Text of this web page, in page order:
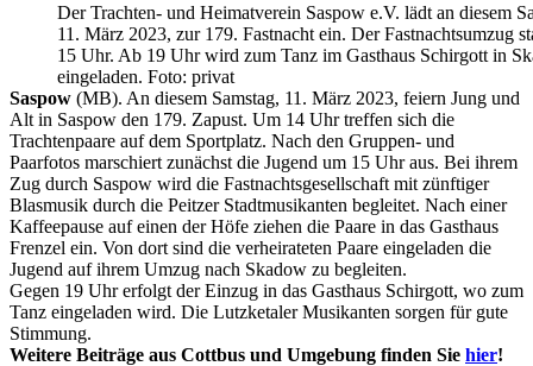
Der Trachten- und Heimatverein Saspow e.V. lädt an diesem
11. März 2023, zur 179. Fastnacht ein. Der Fastnachtsumzug
15 Uhr. Ab 19 Uhr wird zum Tanz im Gasthaus Schirgott in
eingeladen. Foto: privat
Saspow (MB). An diesem Samstag, 11. März 2023, feiern Jung und
Alt in Saspow den 179. Zapust. Um 14 Uhr treffen sich die
Trachtenpaare auf dem Sportplatz. Nach den Gruppen- und
Paarfotos marschiert zunächst die Jugend um 15 Uhr aus. Bei ihrem
Zug durch Saspow wird die Fastnachtsgesellschaft mit zünftiger
Blasmusik durch die Peitzer Stadtmusikanten begleitet. Nach einer
Kaffeepause auf einen der Höfe ziehen die Paare in das Gasthaus
Frenzel ein. Von dort sind die verheirateten Paare eingeladen die
Jugend auf ihrem Umzug nach Skadow zu begleiten.
Gegen 19 Uhr erfolgt der Einzug in das Gasthaus Schirgott, wo zum
Tanz eingeladen wird. Die Lutzketaler Musikanten sorgen für gute
Stimmung.
Weitere Beiträge aus Cottbus und Umgebung finden Sie hier!